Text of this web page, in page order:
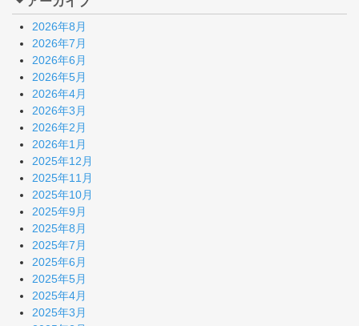
2026年8月
2026年7月
2026年6月
2026年5月
2026年4月
2026年3月
2026年2月
2026年1月
2025年12月
2025年11月
2025年10月
2025年9月
2025年8月
2025年7月
2025年6月
2025年5月
2025年4月
2025年3月